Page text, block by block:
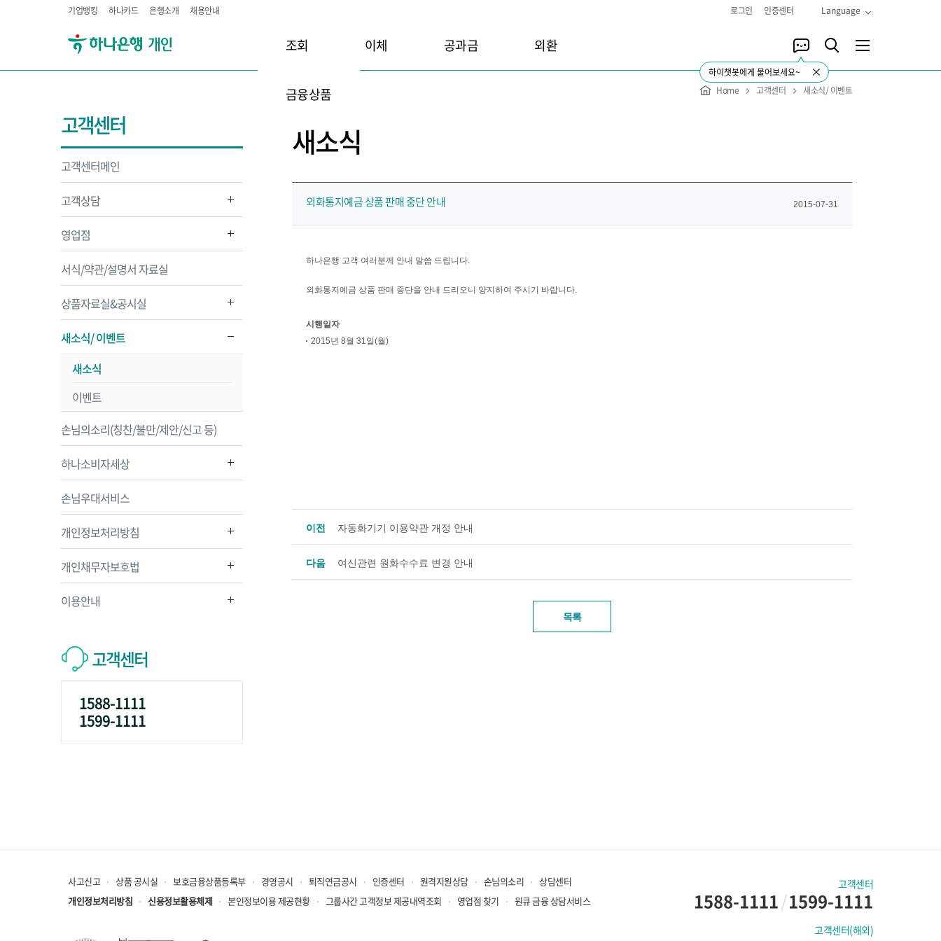
기업뱅킹 하나카드 은행소개 채용안내 로그인 인증센터 Language
조회 이체 공과금 외환
금융상품
하이챗봇에게 물어보세요~
고객센터
고객센터메인
고객상담
영업점
서식/약관/설명서 자료실
상품자료실&공시실
새소식/ 이벤트
새소식
이벤트
손님의소리(칭찬/불만/제안/신고 등)
하나소비자세상
손님우대서비스
개인정보처리방침
개인채무자보호법
이용안내
고객센터
1588-1111
1599-1111
Home 고객센터 새소식/ 이벤트
새소식
외화통지예금 상품 판매 중단 안내 2015-07-31
하나은행 고객 여러분께 안내 말씀 드립니다.
외화통지예금 상품 판매 중단을 안내 드리오니 양지하여 주시기 바랍니다.
시행일자
2015년 8월 31일(월)
이전 자동화기기 이용약관 개정 안내
다음 여신관련 원화수수료 변경 안내
목록
사고신고 상품 공시실 보호금융상품등록부 경영공시 퇴직연금공시 인증센터 원격지원상담 손님의소리
상담센터
개인정보처리방침
신용정보활용체제 본인정보이용 제공현황 그룹사간 고객정보 제공내역조회 영업점 찾기 원큐 금융 상담서비스
고객센터
1588-1111/1599-1111
고객센터(해외)